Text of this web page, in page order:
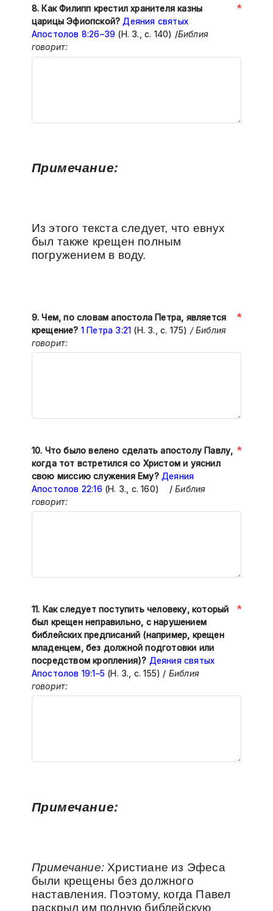
8. Как Филипп крестил хранителя казны
царицы Эфиопской? Деяния святых
Апостолов 8:26–39 (Н. З., с. 140) /Библия
говорит:
*
Примечание:
Из этого текста следует, что евнух
был также крещен полным
погружением в воду.
9. Чем, по словам апостола Петра, является
крещение? 1 Петра 3:21 (Н. З., с. 175) / Библия
говорит:
*
10. Что было велено сделать апостолу Павлу,
когда тот встретился со Христом и уяснил
свою миссию служения Ему? Деяния
Апостолов 22:16 (Н. З., с. 160) /Библия
говорит:
*
11. Как следует поступить человеку, который
был крещен неправильно, с нарушением
библейских предписаний (например, крещен
младенцем, без должной подготовки или
посредством кропления)? Деяния святых
Апостолов 19:1–5 (Н. З., с. 155) / Библия
говорит:
*
Примечание:
Примечание: Христиане из Эфеса
были крещены без должного
наставления. Поэтому, когда Павел
раскрыл им полную библейскую